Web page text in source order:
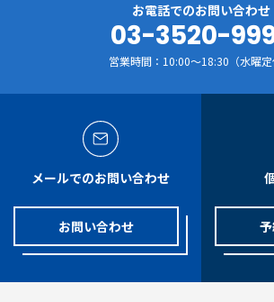
お電話でのお問い合わせ
03-3520-
営業時間：10:00～18:30（水曜定
メールでのお問い合わせ
お問い合わせ